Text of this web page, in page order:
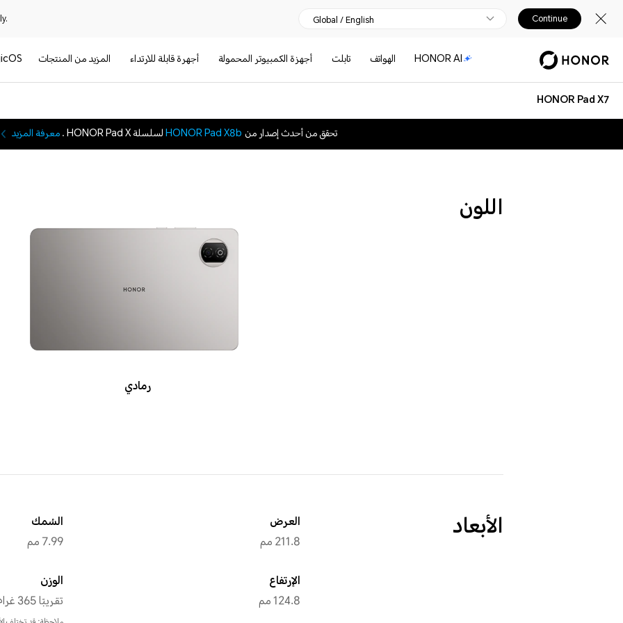
Global / English Continue
HONOR AI الهواتف تابلت أجهزة الكمبيوتر المحمولة أجهرة قابلة للارتداء المزيد من المنتجات
HONOR Pad X7
تحقق من أحدث إصدار من HONOR Pad X8bلسلسلة HONOR Pad X . معرفة المزيد
اللون
رمادي
الأبعاد
العرض
211.8 مم
الإرتفاع
124.8 مم
السُمك
7.99 مم
الوزن
تقريبًا 365 غرام (مع البطارية)